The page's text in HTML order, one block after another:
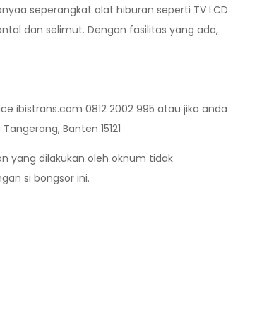
seperangkat alat hiburan seperti TV LCD
dan selimut. Dengan fasilitas yang ada,
ibistrans.com 0812 2002 995 atau jika anda
Banten 15121
yang dilakukan oleh oknum tidak
si bongsor ini.